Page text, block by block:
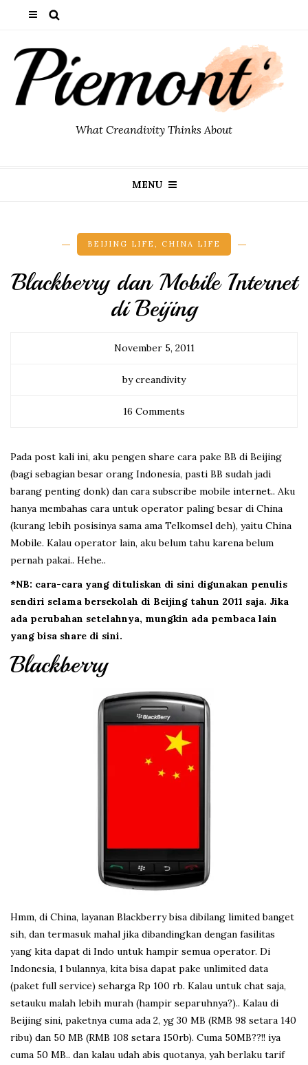
What Creandivity Thinks About
MENU
BEIJING LIFE , CHINA LIFE
Blackberry dan Mobile Internet
di Beijing
November 5, 2011
by creandivity
16 Comments
Pada post kali ini, aku pengen share cara pake BB di Beijing
(bagi sebagian besar orang Indonesia, pasti BB sudah jadi
barang penting donk) dan cara subscribe mobile internet.. Aku
hanya membahas cara untuk operator paling besar di China
(kurang lebih posisinya sama ama Telkomsel deh), yaitu China
Mobile. Kalau operator lain, aku belum tahu karena belum
pernah pakai.. Hehe..
*NB: cara-cara yang dituliskan di sini digunakan penulis
sendiri selama bersekolah di Beijing tahun 2011 saja. Jika
ada perubahan setelahnya, mungkin ada pembaca lain
yang bisa share di sini.
Blackberry
Hmm, di China, layanan Blackberry bisa dibilang limited banget
sih, dan termasuk mahal jika dibandingkan dengan fasilitas
yang kita dapat di Indo untuk hampir semua operator. Di
Indonesia, 1 bulannya, kita bisa dapat pake unlimited data
(paket full service) seharga Rp 100 rb. Kalau untuk chat saja,
setauku malah lebih murah (hampir separuhnya?).. Kalau di
Beijing sini, paketnya cuma ada 2, yg 30 MB (RMB 98 setara 140
ribu) dan 50 MB (RMB 108 setara 150rb). Cuma 50MB??!! iya
cuma 50 MB.. dan kalau udah abis quotanya, yah berlaku tarif